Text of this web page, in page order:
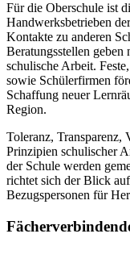
Für die Oberschule ist
Handwerksbetrieben
Kontakte zu anderen
Beratungsstellen geben
schulische Arbeit.
sowie Schülerfirmen
Schaffung neuer
Region.
Toleranz, Transparenz,
Prinzipien schulischer
der Schule werden
richtet sich der Blick
Bezugspersonen für